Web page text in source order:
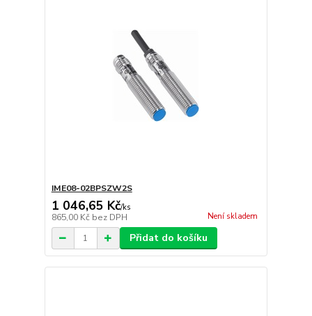
IME08-02BPSZW2S
1 046,65 Kč/ks
865,00 Kč bez DPH Není skladem
Přidat do košíku